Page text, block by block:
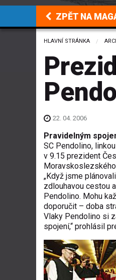
ZPĚT NA
HLAVNÍ STRÁNKA
22. 04. 2006
Pravidelným
SC Pendolino,
v 9.15 prezident
„Když jsme
zdlouhavou cestou
Pendolino. Mohu
doporučit – doba
Vlaky Pendolino si
spojení,“ prohlásil